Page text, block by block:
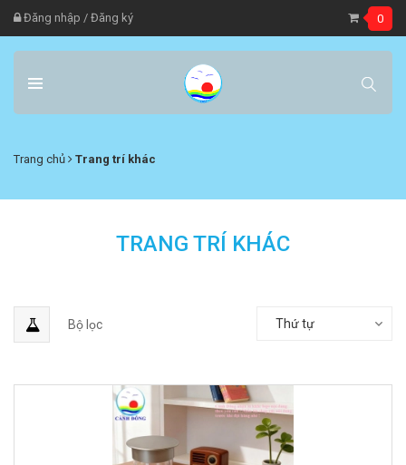
Đăng nhập / Đăng ký 0
Trang chủ Trang trí khác
TRANG TRÍ KHÁC
Bộ lọc Thứ tự